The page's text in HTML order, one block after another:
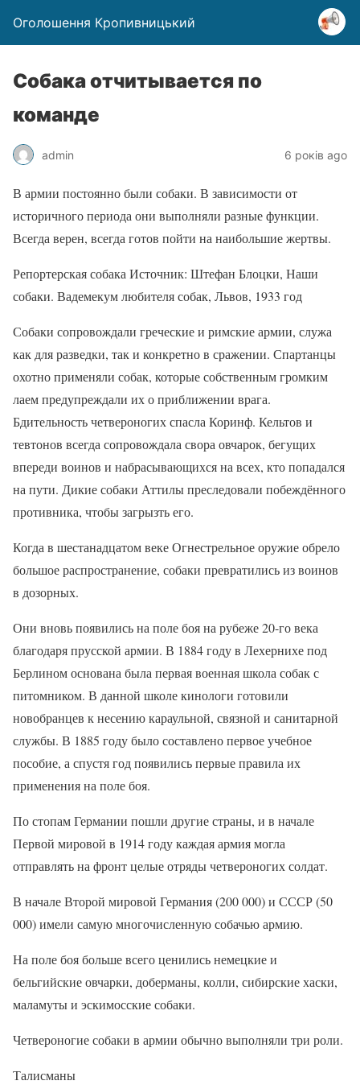
Оголошення Кропивницький
Собака отчитывается по
команде
admin 6 років ago
В армии постоянно были собаки. В зависимости от
историчного периода они выполняли разные функции.
Всегда верен, всегда готов пойти на наибольшие жертвы.
Репортерская собака Источник: Штефан Блоцки, Наши
собаки. Вадемекум любителя собак, Львов, 1933 год
Собаки сопровождали греческие и римские армии, служа
как для разведки, так и конкретно в сражении. Спартанцы
охотно применяли собак, которые собственным громким
лаем предупреждали их о приближении врага.
Бдительность четвероногих спасла Коринф. Кельтов и
тевтонов всегда сопровождала свора овчарок, бегущих
впереди воинов и набрасывающихся на всех, кто попадался
на пути. Дикие собаки Аттилы преследовали побеждённого
противника, чтобы загрызть его.
Когда в шестанадцатом веке Огнестрельное оружие обрело
большое распространение, собаки превратились из воинов
в дозорных.
Они вновь появились на поле боя на рубеже 20-го века
благодаря прусской армии. В 1884 году в Лехернихе под
Берлином основана была первая военная школа собак с
питомником. В данной школе кинологи готовили
новобранцев к несению караульной, связной и санитарной
службы. В 1885 году было составлено первое учебное
пособие, а спустя год появились первые правила их
применения на поле боя.
По стопам Германии пошли другие страны, и в начале
Первой мировой в 1914 году каждая армия могла
отправлять на фронт целые отряды четвероногих солдат.
В начале Второй мировой Германия (200 000) и СССР (50
000) имели самую многочисленную собачью армию.
На поле боя больше всего ценились немецкие и
бельгийские овчарки, доберманы, колли, сибирские хаски,
маламуты и эскимосские собаки.
Четвероногие собаки в армии обычно выполняли три роли.
Талисманы